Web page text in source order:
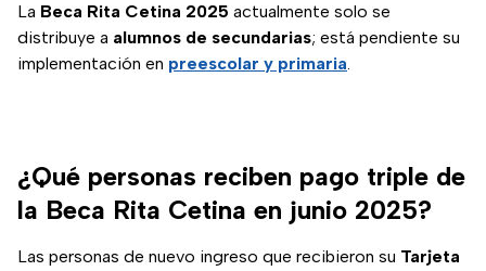
La Beca Rita Cetina 2025 actualmente solo se
distribuye a alumnos de secundarias; está pendiente su
implementación en preescolar y primaria.
¿Qué personas reciben pago triple de
la Beca Rita Cetina en junio 2025?
Las personas de nuevo ingreso que recibieron su Tarjeta